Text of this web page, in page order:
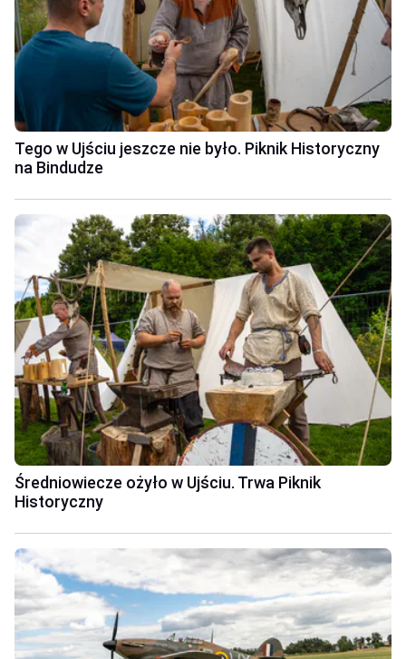
Tego w Ujściu jeszcze nie było. Piknik Historyczny
na Bindudze
Średniowiecze ożyło w Ujściu. Trwa Piknik
Historyczny